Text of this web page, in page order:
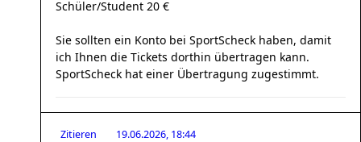
Schüler/Student 20 €
Sie sollten ein Konto bei SportScheck haben, damit
ich Ihnen die Tickets dorthin übertragen kann.
SportScheck hat einer Übertragung zugestimmt.
Zitieren 19.06.2026, 18:44